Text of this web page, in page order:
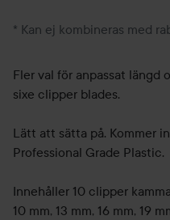
* Kan ej kombineras med
Fler val för anpassat längd
sixe clipper blades.
Lätt att sätta på. Kommer
Professional Grade Plastic.
Innehåller 10 clipper
10 mm, 13 mm, 16 mm, 19